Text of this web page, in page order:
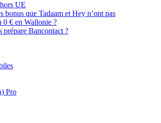
UE
que Tadaam et Hey n’ont pas
0 € en Wallonie ?
prépare Bancontact ?
Pro